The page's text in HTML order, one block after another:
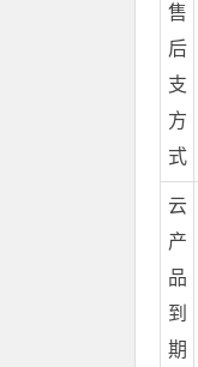
售
后
支
方
式
云
产
品
到
期